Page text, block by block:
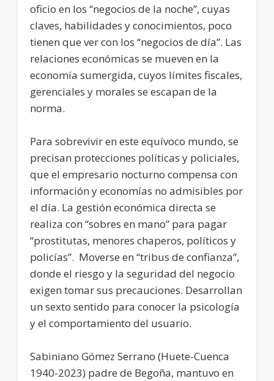
oficio en los “negocios de la noche”, cuyas
claves, habilidades y conocimientos, poco
tienen que ver con los “negocios de día”. Las
relaciones económicas se mueven en la
economía sumergida, cuyos límites fiscales,
gerenciales y morales se escapan de la
norma.
Para sobrevivir en este equívoco mundo, se
precisan protecciones políticas y policiales,
que el empresario nocturno compensa con
información y economías no admisibles por
el día. La gestión económica directa se
realiza con “sobres en mano” para pagar
“prostitutas, menores chaperos, políticos y
policías”. Moverse en “tribus de confianza”,
donde el riesgo y la seguridad del negocio
exigen tomar sus precauciones. Desarrollan
un sexto sentido para conocer la psicología
y el comportamiento del usuario.
Sabiniano Gómez Serrano (Huete-Cuenca
1940-2023) padre de Begoña, mantuvo en